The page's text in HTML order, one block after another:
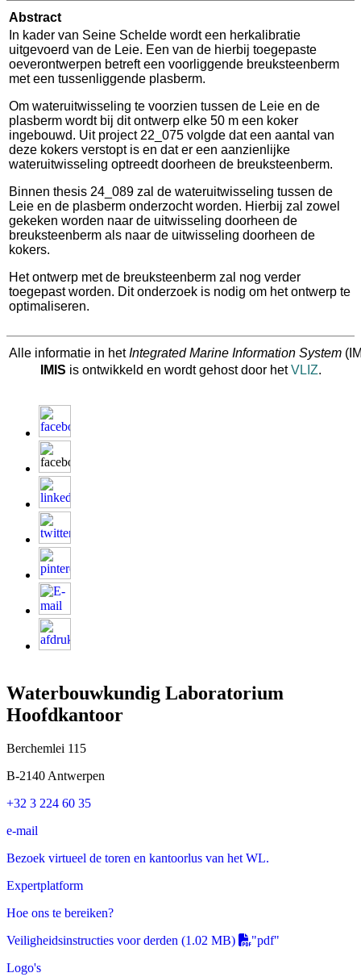
Abstract
In kader van Seine Schelde wordt een herkalibratie
uitgevoerd van de Leie. Een van de hierbij toegepaste
oeverontwerpen betreft een voorliggende breuksteenberm
met een tussenliggende plasberm.
Om wateruitwisseling te voorzien tussen de Leie en de
plasberm wordt bij dit ontwerp elke 50 m een koker
ingebouwd. Uit project 22_075 volgde dat een aantal van
deze kokers verstopt is en dat er een aanzienlijke
wateruitwisseling optreedt doorheen de breuksteenberm.
Binnen thesis 24_089 zal de wateruitwisseling tussen de
Leie en de plasberm onderzocht worden. Hierbij zal zowel
gekeken worden naar de uitwisseling doorheen de
breuksteenberm als naar de uitwisseling doorheen de
kokers.
Het ontwerp met de breuksteenberm zal nog verder
toegepast worden. Dit onderzoek is nodig om het ontwerp te
optimaliseren.
Alle informatie in hetIntegrated Marine Information System
IMIS is ontwikkeld en wordt gehost door hetVLIZ.
Waterbouwkundig Laboratorium
Hoofdkantoor
Berchemlei 115
B-2140 Antwerpen
+32 3 224 60 35
e-mail
Bezoek virtueel de toren en kantoorlus van het WL.
Expertplatform
Hoe ons te bereiken?
Veiligheidsinstructies voor derden (1.02 MB)
"pdf"
Logo's